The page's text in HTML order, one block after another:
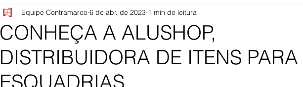
CONHEÇA A ALUSHOP,
DISTRIBUIDORA DE ITENS PARA
ESQUADRIAS
Equipe Contramarco 6 de abr. de 2023 1 min de leitura